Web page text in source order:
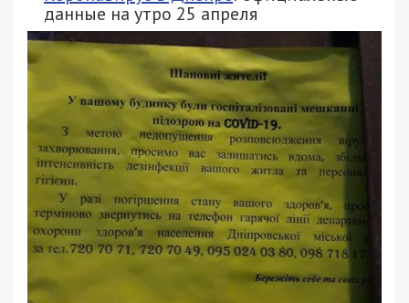
данные на утро 25 апреля